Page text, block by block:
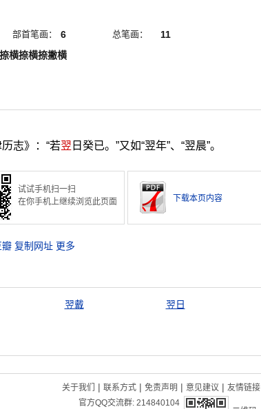
部首笔画： 6 总笔画： 11
横捺横捺撇横
志》：“若翌 日癸已。”又如“翌年”、“翌晨”。
试试手机扫一扫
在你手机上继续浏览此页面
下载本页内容
瓣 复制网址 更多
翌戴 翌日
关于我们 | 联系方式 | 免责声明 | 意见建议 | 友情链接
官方QQ交流群: 214840104